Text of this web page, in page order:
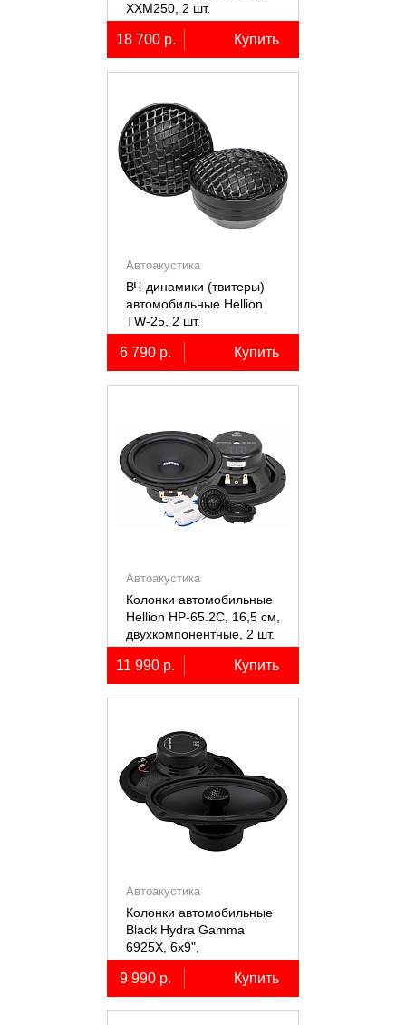
XXM250, 2 шт.
18 700 р. Купить
Автоакустика
ВЧ-динамики (твитеры)
автомобильные Hellion
TW-25, 2 шт.
6 790 р. Купить
Автоакустика
Колонки автомобильные
Hellion HP-65.2С, 16,5 см,
двухкомпонентные, 2 шт.
11 990 р. Купить
Автоакустика
Колонки автомобильные
Black Hydra Gamma
6925X, 6х9",
коаксиальные
двухполосные, 2 шт.
9 990 р. Купить